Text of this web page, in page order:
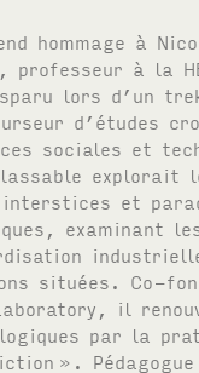
hommage à
professeur à la
lors d’un
d’études
sociales et
explorait
et
examinant
situées. Co-
il
par la
».